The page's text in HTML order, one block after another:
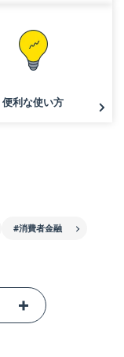
便利な使い方
#消費者金融